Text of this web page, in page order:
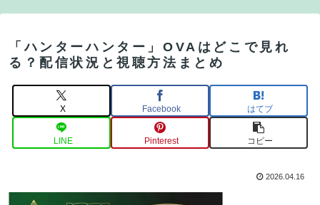
「ハンターハンター」OVAはどこで見れ
る？配信状況と視聴方法まとめ
X Facebook はてブ
LINE Pinterest コピー
2026.04.16